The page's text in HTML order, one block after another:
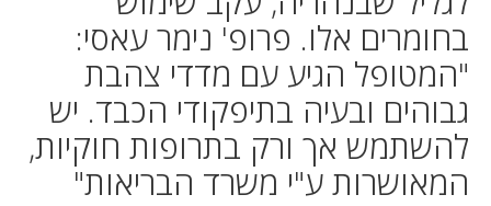
בחומרים אלו. פרופ' נימר עאסי:
"המטופל הגיע עם מדדי צהבת
גבוהים ובעיה בתיפקודי הכבד. יש
להשתמש אך ורק בתרופות חוקיות,
המאושרות ע"י משרד הבריאות"